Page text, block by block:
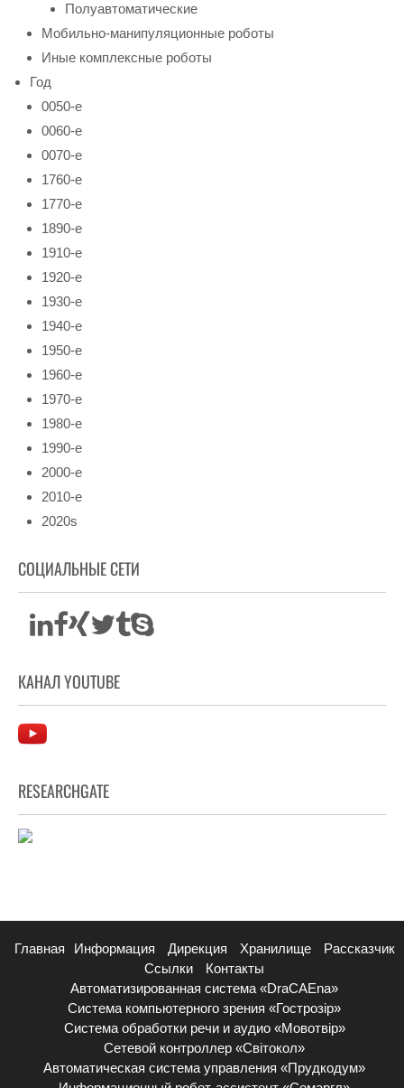
Полуавтоматические
Мобильно-манипуляционные роботы
Иные комплексные роботы
Год
0050-е
0060-е
0070-е
1760-е
1770-е
1890-е
1910-е
1920-е
1930-е
1940-е
1950-е
1960-е
1970-е
1980-е
1990-е
2000-е
2010-е
2020s
СОЦИАЛЬНЫЕ СЕТИ
КАНАЛ YOUTUBE
RESEARCHGATE
Главная Информация Дирекция Хранилище
Рассказчик
Ссылки
Контакты
Автоматизированная система «DraCAEna»
Система компьютерного зрения «Гострозір»
Система обработки речи и аудио «Мовотвір»
Сетевой контроллер «Світокол»
Автоматическая система управления «Прудкодум»